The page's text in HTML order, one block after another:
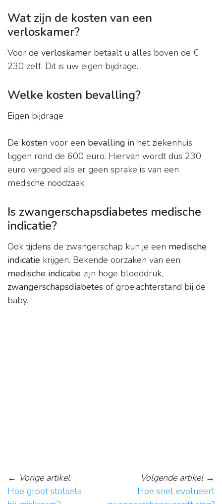
Wat zijn de kosten van een
verloskamer?
Voor de verloskamer betaalt u alles boven de €
230 zelf. Dit is uw eigen bijdrage.
Welke kosten bevalling?
Eigen bijdrage
De kosten voor een bevalling in het ziekenhuis
liggen rond de 600 euro. Hiervan wordt dus 230
euro vergoed als er geen sprake is van een
medische noodzaak.
Is zwangerschapsdiabetes medische
indicatie?
Ook tijdens de zwangerschap kun je een medische
indicatie krijgen. Bekende oorzaken van een
medische indicatie zijn hoge bloeddruk,
zwangerschapsdiabetes of groeiachterstand bij de
baby.
← Vorige artikel
Hoe groot stolsels
Volgende artikel→
Hoe snel evolueert